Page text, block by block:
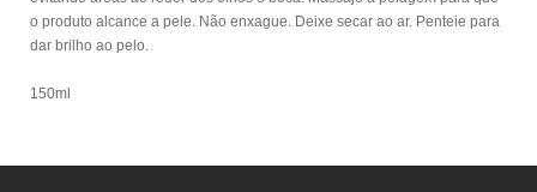
o produto alcance a pele. Não enxague. Deixe secar ao ar. Penteie para
dar brilho ao pelo.
150ml